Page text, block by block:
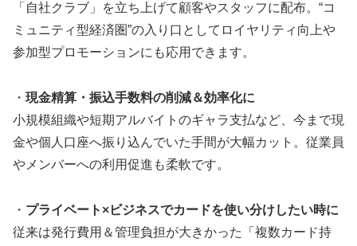
「自社クラブ」を立ち上げて顧客やスタッフに配布。“コ
ミュニティ型経済圏”の入り口としてロイヤリティ向上や
参加型プロモーションにも応用できます。
・ 現金精算・振込手数料の削減＆効率化に
小規模組織や短期アルバイトのギャラ支払など、今まで現
金や個人口座へ振り込んでいた手間が大幅カット。従業員
やメンバーへの利用促進も柔軟です。
・ プライベート×ビジネスでカードを使い分けしたい時に
従来は発行費用＆管理負担が大きかった「複数カード持